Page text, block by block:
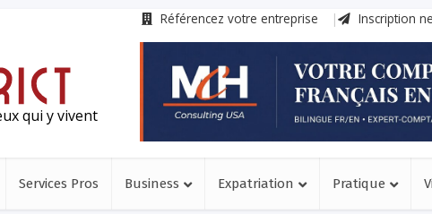
Référencez votre entreprise Inscription
qui y vivent
Services Pros Business Expatriation Pratique